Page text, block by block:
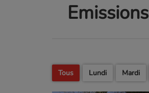
Emissions
Tous Lundi Mardi